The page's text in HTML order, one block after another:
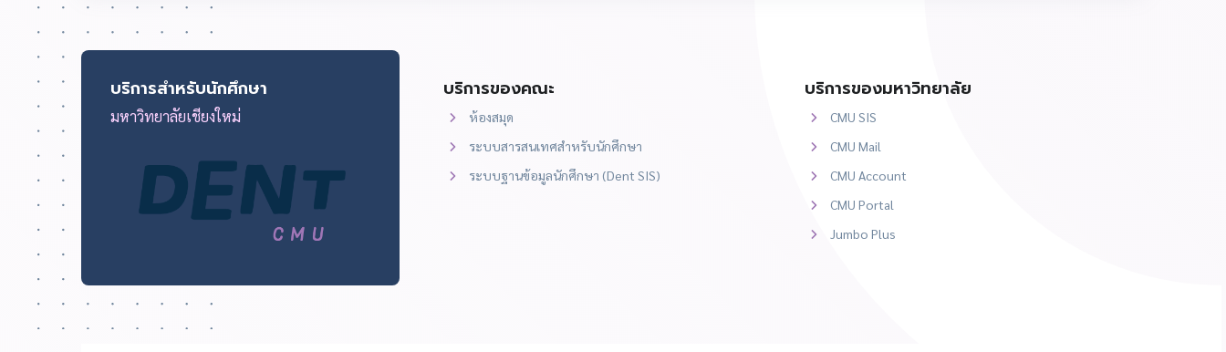
บริการสำหรับนักศึกษา
มหาวิทยาลัยเชียงใหม่
บริการของคณะ
ห้องสมุด
ระบบสารสนเทศสำหรับนักศึกษา
ระบบฐานข้อมูลนักศึกษา (Dent SIS)
บริการของมหาวิทยาลัย
CMU SIS
CMU Mail
CMU Account
CMU Portal
Jumbo Plus